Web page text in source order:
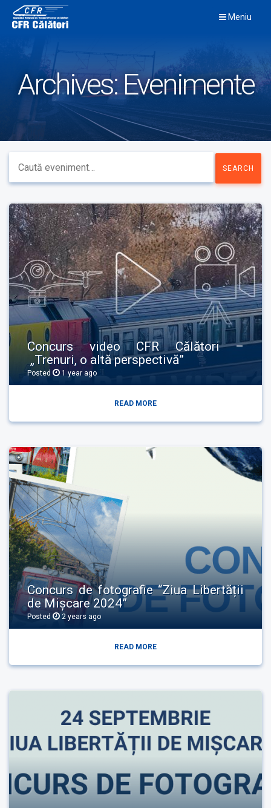
content
Meniu
Archives:Evenimente
Concurs video CFR Călători –
„Trenuri, o altă perspectivă”
Posted 1 year ago
READ MORE
Concurs de fotografie “Ziua Libertății
de Mișcare 2024”
Posted 2 years ago
READ MORE